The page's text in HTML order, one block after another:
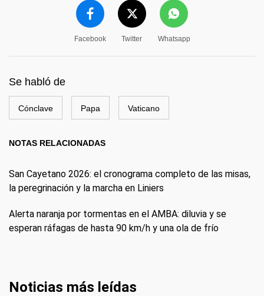
Facebook Twitter Whatsapp
Se habló de
Cónclave Papa Vaticano
NOTAS RELACIONADAS
San Cayetano 2026: el cronograma completo de las misas,
la peregrinación y la marcha en Liniers
Alerta naranja por tormentas en el AMBA: diluvia y se
esperan ráfagas de hasta 90 km/h y una ola de frío
Noticias más leídas